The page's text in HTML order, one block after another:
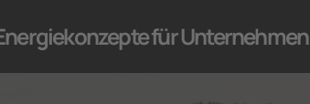
für Unternehmen